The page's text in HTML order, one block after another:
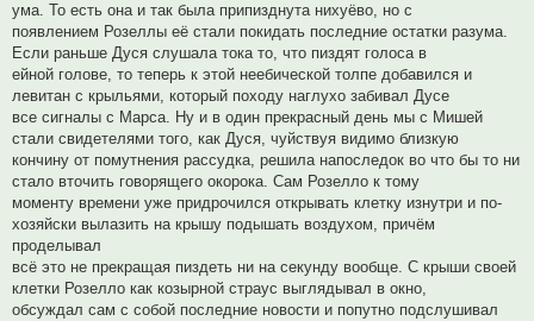
ума. То есть она и так была припизднута нихуёво, но с
появлением Розеллы её стали покидать последние остатки разума.
Если раньше Дуся слушала тока то, что пиздят голоса в
ейной голове, то теперь к этой неебической толпе добавился и
левитан с крыльями, который походу наглухо забивал Дусе
все сигналы с Марса. Ну и в один прекрасный день мы с Мишей
стали свидетелями того, как Дуся, чуйствуя видимо близкую
кончину от помутнения рассудка, решила напоследок во что бы то ни
стало вточить говорящего окорока. Сам Розелло к тому
моменту времени уже придрочился открывать клетку изнутри и по-
хозяйски вылазить на крышу подышать воздухом, причём
проделывал
всё это не прекращая пиздеть ни на секунду вообще. С крыши своей
клетки Розелло как козырной страус выглядывал в окно,
обсуждал сам с собой последние новости и попутно подслушивал